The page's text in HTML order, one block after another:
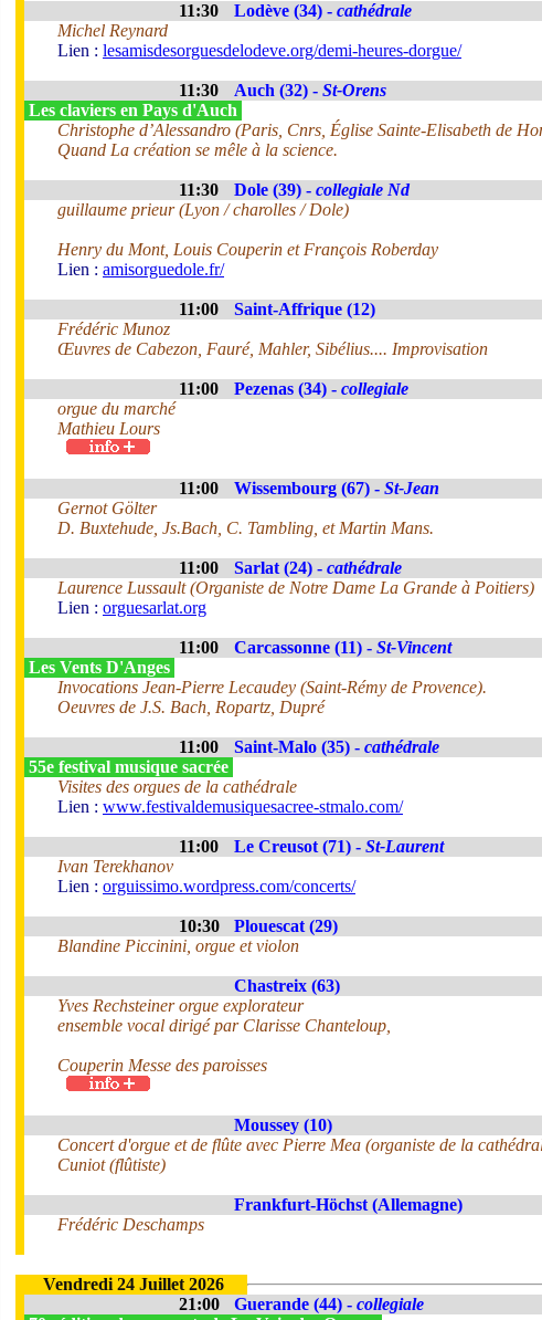
11:30 Lodève (34) - cathédrale
Michel Reynard
Lien : lesamisdesorguesdelodeve.org/demi-heures-dorgue/
11:30 Auch (32) - St-Orens
Les claviers en Pays d'Auch
Christophe d’Alessandro (Paris, Cnrs, Église Sainte-Elisabeth de
Quand La création se mêle à la science.
11:30 Dole (39) - collegiale Nd
guillaume prieur (Lyon / charolles / Dole)
Henry du Mont, Louis Couperin et François Roberday
Lien : amisorguedole.fr/
11:00
Saint-Affrique (12)
Frédéric Munoz
Œuvres de Cabezon, Fauré, Mahler, Sibélius.... Improvisation
11:00 Pezenas (34) - collegiale
orgue du marché
Mathieu Lours
11:00 Wissembourg (67) - St-Jean
Gernot Gölter
D. Buxtehude, Js.Bach, C. Tambling, et Martin Mans.
11:00 Sarlat (24) - cathédrale
Laurence Lussault (Organiste de Notre Dame La Grande à Poitiers)
Lien : orguesarlat.org
11:00 Carcassonne (11) - St-Vincent
Les Vents D'Anges
Invocations Jean-Pierre Lecaudey (Saint-Rémy de Provence).
Oeuvres de J.S. Bach, Ropartz, Dupré
11:00 Saint-Malo (35) - cathédrale
55e festival musique sacrée
Visites des orgues de la cathédrale
Lien : www.festivaldemusiquesacree-stmalo.com/
11:00 Le Creusot (71) - St-Laurent
Ivan Terekhanov
Lien : orguissimo.wordpress.com/concerts/
10:30
Plouescat (29)
Blandine Piccinini, orgue et violon
Chastreix (63)
Yves Rechsteiner orgue explorateur
ensemble vocal dirigé par Clarisse Chanteloup,
Couperin Messe des paroisses
Moussey (10)
Concert d'orgue et de flûte avec Pierre Mea (organiste de la
Cuniot (flûtiste)
Frankfurt-Höchst (Allemagne)
Frédéric Deschamps
Vendredi 24 Juillet 2026
21:00
Guerande (44) - collegiale